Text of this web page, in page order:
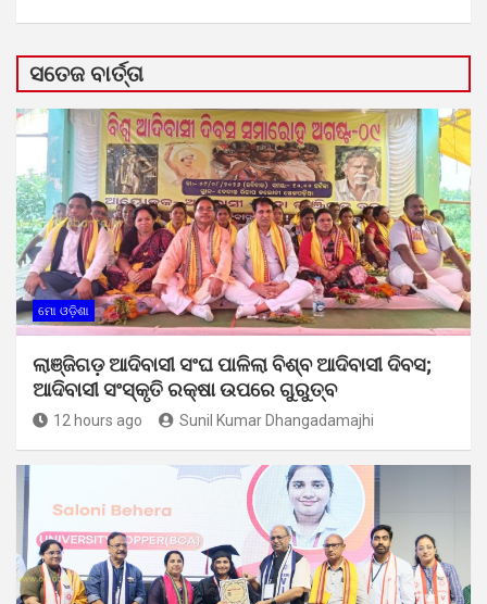
ସତେଜ ବାର୍ତ୍ତା
ମୋ ଓଡ଼ିଶା
ଲାଞ୍ଜିଗଡ଼ ଆଦିବାସୀ ସଂଘ ପାଳିଲା ବିଶ୍ବ ଆଦିବାସୀ ଦିବସ;
ଆଦିବାସୀ ସଂସ୍କୃତି ରକ୍ଷା ଉପରେ ଗୁରୁତ୍ବ
12 hours ago Sunil Kumar Dhangadamajhi